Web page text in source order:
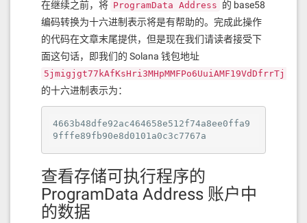
在继续之前，将 ProgramData Address 的 base58
编码转换为十六进制表示将是有帮助的。完成此操作
的代码在文章末尾提供，但是现在我们请读者接受下
面这句话，即我们的 Solana 钱包地址
5jmigjgt77kAfKsHri3MHpMMFPo6UuiAMF19VdDfrrTj
的十六进制表示为：
4663b48dfe92ac464658e512f74a8ee0ffa9
9fffe89fb90e8d0101a0c3c7767a
查看存储可执行程序的
ProgramData Address 账户中
的数据